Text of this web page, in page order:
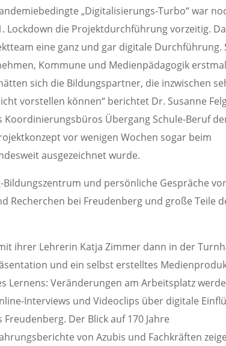
„Digitalisierungs-Turbo“ war
Lockdown die Projektdurchführung vorzeitig.
eine ganz und gar digitale Durchführung.
Kommune und Medienpädagogik
sich die Bildungspartner, die inzwischen
vorstellen können“ berichtet Dr. Susanne
Übergang Schule-Beruf
vor wenigen Wochen sogar beim
ausgezeichnet wurde.
und persönliche Gespräche vor
Recherchen bei Freudenberg und große Teile
ihrer Lehrerin Katja Zimmer dann in der
und ein selbst erstelltes
Lernens: Veränderungen am Arbeitsplatz
Interviews und Videoclips über digitale
Der Blick auf 170 Jahre
von Azubis und Fachkräften